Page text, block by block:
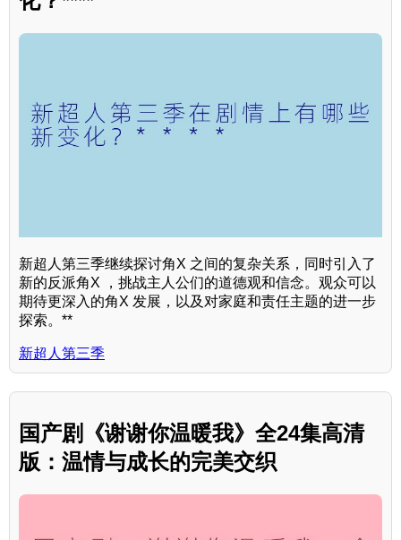
新超人第三季继续探讨角X 之间的复杂关系，同时引入了
新的反派角X ，挑战主人公们的道德观和信念。观众可以
期待更深入的角X 发展，以及对家庭和责任主题的进一步
探索。**
新超人第三季
国产剧《谢谢你温暖我》全24集高清
版：温情与成长的完美交织